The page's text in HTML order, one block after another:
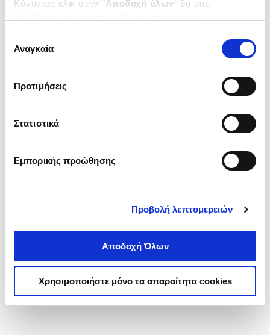
Κάνοντας κλικ στην ‘’Αποδοχή όλων’’ θα μας
ενδιαφέρουν και να επιλέξετε από τα παρακάτω με την
΄΄και να ενημερωθείτε σχετικά με
συγκατάθεσης
Αναγκαία
Προτιμήσεις
Στατιστικά
Εμπορικής προώθησης
Προβολή λεπτομερειών
Αποδοχή Όλων
Χρησιμοποιήστε μόνο τα απαραίτητα cookies